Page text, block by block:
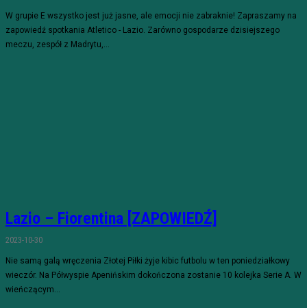
W grupie E wszystko jest już jasne, ale emocji nie zabraknie! Zapraszamy na
zapowiedź spotkania Atletico - Lazio. Zarówno gospodarze dzisiejszego
meczu, zespół z Madrytu,...
Lazio – Fiorentina [ZAPOWIEDŹ]
2023-10-30
Nie samą galą wręczenia Złotej Piłki żyje kibic futbolu w ten poniedziałkowy
wieczór. Na Półwyspie Apenińskim dokończona zostanie 10 kolejka Serie A. W
wieńczącym...